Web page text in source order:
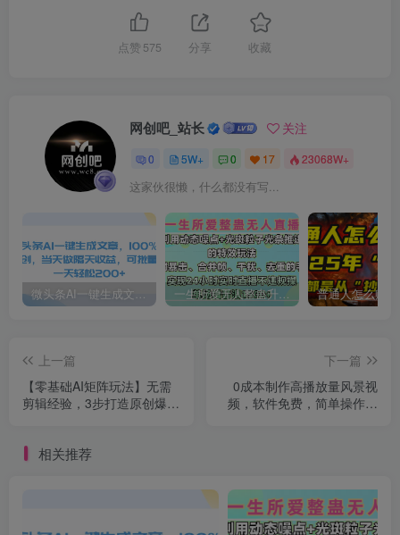
点赞 575 分享 收藏
网创吧_站长 关注
0 5W+ 0 17 23068W+
这家伙很懒，什么都没有写...
微头条AI一键生成文章，100%过原创，当天做隔天收益，可批量，一天轻松200+ 一生所爱无人整蛊升级版9.0，利用动态噪点+光斑粒子光条推进的特效玩法，内附暴击、合并帧、干扰、去重的手法，实现24小时实时直播不违规操，单场日入1500+，小白也能无脑驾驭
上一篇
【零基础AI矩阵玩法】无需
剪辑经验，3步打造原创爆款
下一篇
0成本制作高播放量风景视
频，软件免费，简单操作，
相关推荐